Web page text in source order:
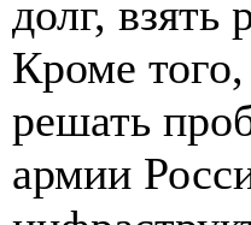
долг,
Кроме
решать
армии